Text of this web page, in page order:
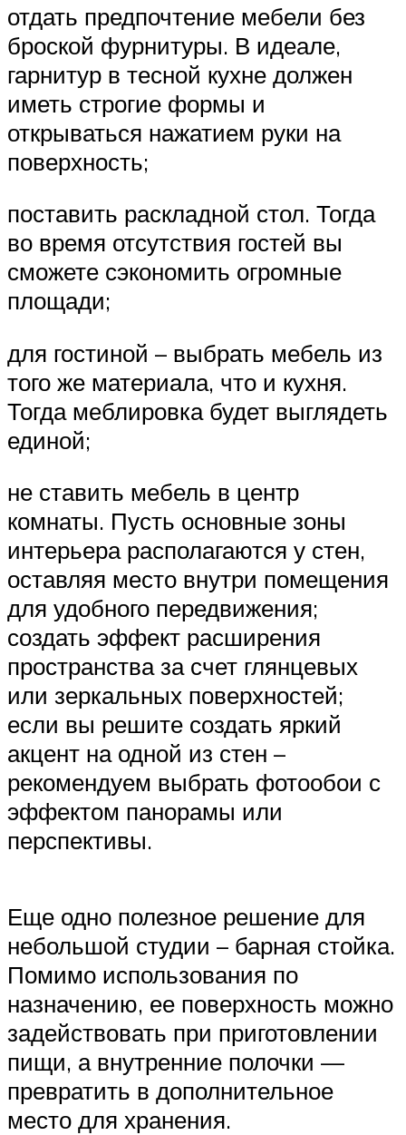
отдать предпочтение мебели без
броской фурнитуры. В идеале,
гарнитур в тесной кухне должен
иметь строгие формы и
открываться нажатием руки на
поверхность;
поставить раскладной стол. Тогда
во время отсутствия гостей вы
сможете сэкономить огромные
площади;
для гостиной – выбрать мебель из
того же материала, что и кухня.
Тогда меблировка будет выглядеть
единой;
не ставить мебель в центр
комнаты. Пусть основные зоны
интерьера располагаются у стен,
оставляя место внутри помещения
для удобного передвижения;
создать эффект расширения
пространства за счет глянцевых
или зеркальных поверхностей;
если вы решите создать яркий
акцент на одной из стен –
рекомендуем выбрать фотообои с
эффектом панорамы или
перспективы.
Еще одно полезное решение для
небольшой студии – барная стойка.
Помимо использования по
назначению, ее поверхность можно
задействовать при приготовлении
пищи, а внутренние полочки —
превратить в дополнительное
место для хранения.